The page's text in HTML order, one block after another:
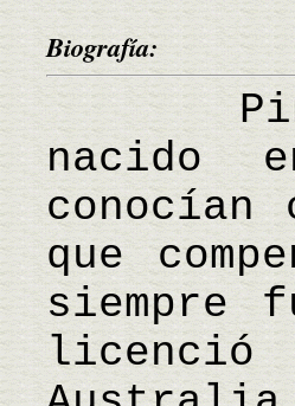
Biografía:
Pintor
nacido
conocían
que
siempre
licenció